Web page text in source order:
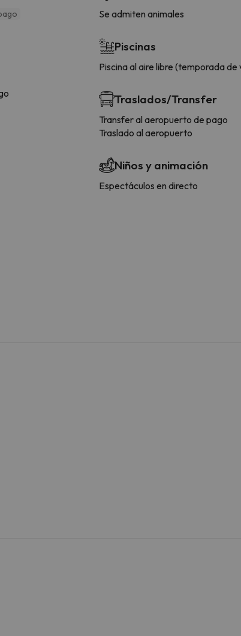
Se admiten animales
Piscinas
Piscina al aire libre (temporada de
Traslados/Transfer
Transfer al aeropuerto de pago
Traslado al aeropuerto
Niños y animación
Espectáculos en directo